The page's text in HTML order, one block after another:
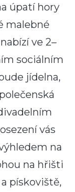
úpatí hory
malebné
ve 2–
sociálním
jídelna,
vás
na
na hřišti
pískoviště,